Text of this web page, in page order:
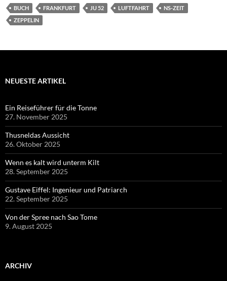
BUCH FRANKFURT JU 52 LUFTFAHRT
NS-ZEIT
ZEPPELIN
NEUESTE ARTIKEL
Ein Reiseführer für die Tonne
27. November 2025
Thusneldas Aussicht
26. Oktober 2025
Wenn es kalt wird unterm Kilt
28. September 2025
Gustave Eiffel: Ingenieur und Patriarch
22. September 2025
Von der Spree nach Sao Tome
9. August 2025
ARCHIV